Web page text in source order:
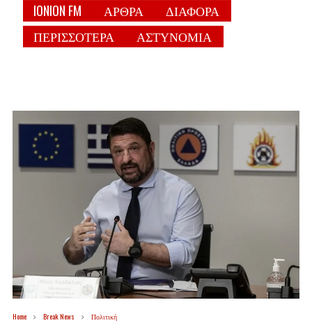
IONION FM
ΑΡΘΡΑ
ΔΙΑΦΟΡΑ
ΠΕΡΙΣΣΟΤΕΡΑ
ΑΣΤΥΝΟΜΙΑ
Home Break News Πολιτική